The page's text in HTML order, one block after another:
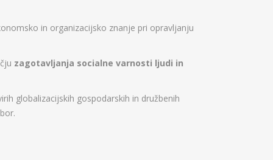
in organizacijsko znanje pri opravljanju
zagotavljanja socialne varnosti ljudi in
globalizacijskih gospodarskih in družbenih